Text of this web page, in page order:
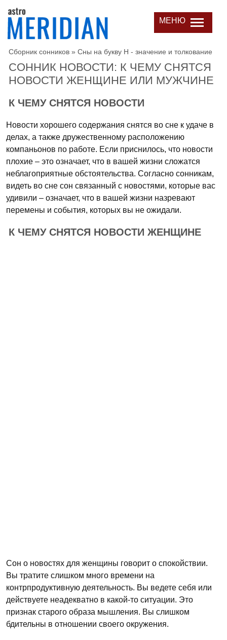
МЕНЮ
Сборник сонников » Сны на букву Н - значение и толкование
СОННИК НОВОСТИ: К ЧЕМУ СНЯТСЯ
НОВОСТИ ЖЕНЩИНЕ ИЛИ МУЖЧИНЕ
К ЧЕМУ СНЯТСЯ НОВОСТИ
Новости хорошего содержания снятся во сне к удаче в
делах, а также дружественному расположению
компаньонов по работе. Если приснилось, что новости
плохие – это означает, что в вашей жизни сложатся
неблагоприятные обстоятельства. Согласно сонникам,
видеть во сне сон связанный с новостями, которые вас
удивили – означает, что в вашей жизни назревают
перемены и события, которых вы не ожидали.
К ЧЕМУ СНЯТСЯ НОВОСТИ ЖЕНЩИНЕ
Сон о новостях для женщины говорит о спокойствии.
Вы тратите слишком много времени на
контрпродуктивную деятельность. Вы ведете себя или
действуете неадекватно в какой-то ситуации. Это
признак старого образа мышления. Вы слишком
бдительны в отношении своего окружения.